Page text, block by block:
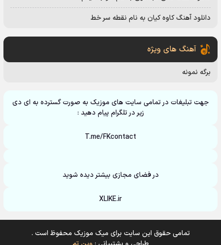
دانلود آهنگ کاوه کیان به نام نقطه سر خط
آهنگ های ویژه
برگه نمونه
جهت تبلیغات در تمامی سایت های موزیک به صورت گسترده به ای دی
زیر در تلگرام پیام دهید :
T.me/FKcontact
در فضای مجازی بیشتر دیده شوید
XLIKE.ir
تمامی حقوق این سایت برای میک موزیک محفوظ است .